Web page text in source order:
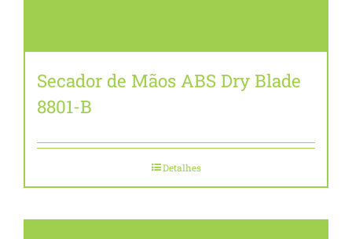
Secador de Mãos ABS Dry Blade
8801-B
Detalhes